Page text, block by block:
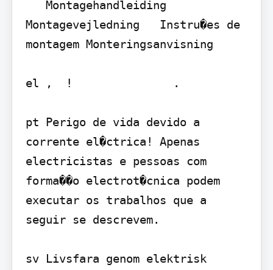
Montagevejledning   Instru�es de
montagem Monteringsanvisning
el ,  !               .
pt Perigo de vida devido a
corrente el�ctrica! Apenas
electricistas e pessoas com
forma��o electrot�cnica podem
executar os trabalhos que a
seguir se descrevem.
sv Livsfara genom elektrisk